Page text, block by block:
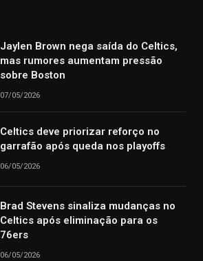
Jaylen Brown nega saída do Celtics,
mas rumores aumentam pressão
sobre Boston
07/05/2026
Celtics deve priorizar reforço no
garrafão após queda nos playoffs
06/05/2026
Brad Stevens sinaliza mudanças no
Celtics após eliminação para os
76ers
06/05/2026